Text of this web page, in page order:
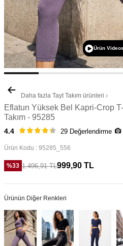
Ürün
Daha fazla Tayt Takım ürünleri
Eflatun Yüksek Bel Kapri-Crop
Takım - 95285
4.4 29 Değerlendirme
Ürün Kodu : 95285_556
%33 1.496,91TL999,90 TL
Ürünün Diğer Renkleri